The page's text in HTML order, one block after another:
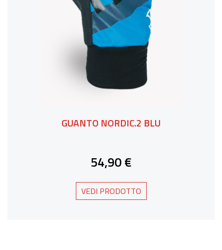
GUANTO NORDIC.2 BLU
54,90 €
VEDI PRODOTTO